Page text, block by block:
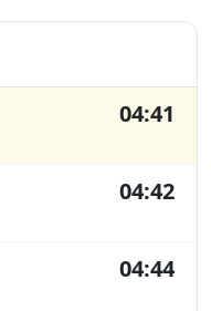
04:41
04:42
04:44